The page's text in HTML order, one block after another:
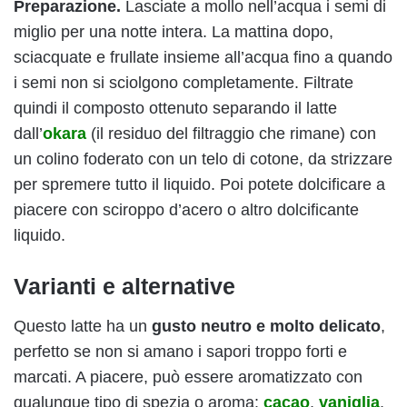
Preparazione. Lasciate a mollo nell’acqua i semi di
miglio per una notte intera. La mattina dopo,
sciacquate e frullate insieme all’acqua fino a quando
i semi non si sciolgono completamente. Filtrate
quindi il composto ottenuto separando il latte
dall’okara (il residuo del filtraggio che rimane) con
un colino foderato con un telo di cotone, da strizzare
per spremere tutto il liquido. Poi potete dolcificare a
piacere con sciroppo d’acero o altro dolcificante
liquido.
Varianti e alternative
Questo latte ha un gusto neutro e molto delicato,
perfetto se non si amano i sapori troppo forti e
marcati. A piacere, può essere aromatizzato con
qualunque tipo di spezia o aroma: cacao, vaniglia,